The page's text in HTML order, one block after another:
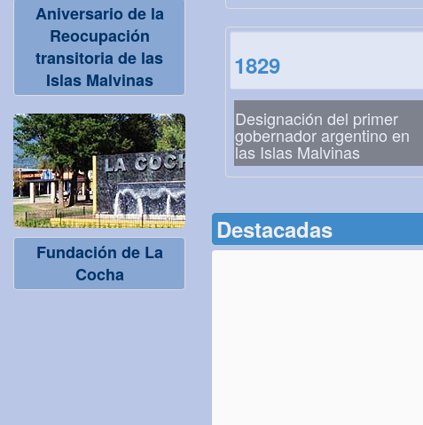
Aniversario de la
Reocupación
transitoria de las
Islas Malvinas
Fundación de La
Cocha
1829
Designación del primer
gobernador argentino en
las Islas Malvinas
Destacadas